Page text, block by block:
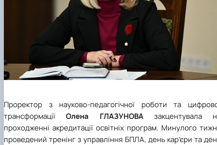
Проректор з науково-педагогічної роботи та
трансформаціїОлена ГЛАЗУНОВАзакцентувала
проходженні акредитації освітніх програм. Минулого
проведений тренінг з управління БПЛА, день кар’єри та